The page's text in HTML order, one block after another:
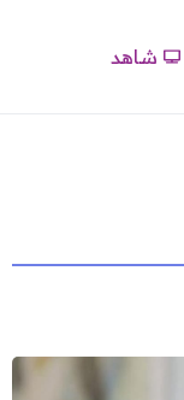
شاهد